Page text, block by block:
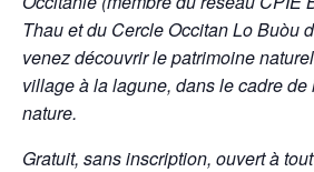
Thau et du Cercle Occitan Lo Buòu
venez découvrir le patrimoine
village à la lagune, dans le cadre de
nature.
Gratuit, sans inscription, ouvert à